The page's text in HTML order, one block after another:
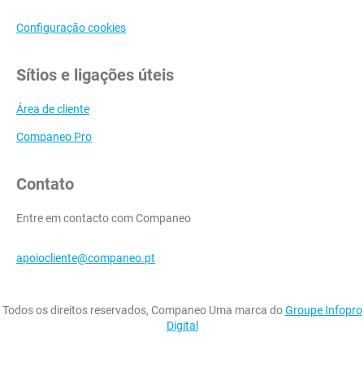
Configuração cookies
Sítios e ligações úteis
Área de cliente
Companeo Pro
Contato
Entre em contacto com Companeo
apoiocliente@companeo.pt
Todos os direitos reservados, Companeo Uma marca doGroupe Infopro
Digital